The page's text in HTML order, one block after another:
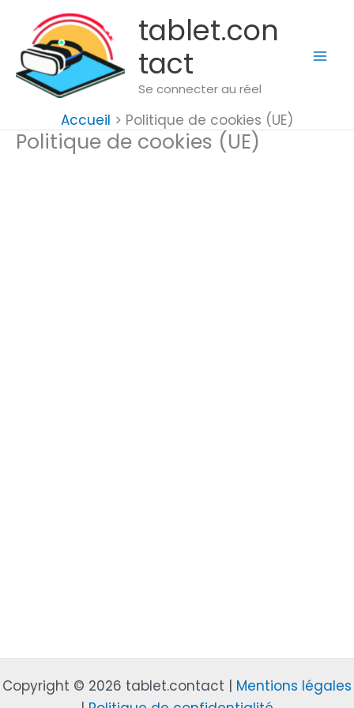
contenu
tablet.con
tact
Se connecter au réel
Accueil Politique de cookies (UE)
Politique de cookies (UE)
Copyright © 2026 tablet.contact | Mentions légales